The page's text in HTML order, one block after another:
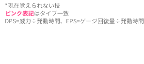
*現在覚えられない技
ピンク表記はタイプ一致
DPS=威力÷発動時間、EPS=ゲージ回復量÷発動時間